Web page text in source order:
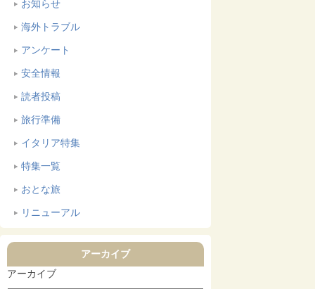
お知らせ
海外トラブル
アンケート
安全情報
読者投稿
旅行準備
イタリア特集
特集一覧
おとな旅
リニューアル
アーカイブ
アーカイブ